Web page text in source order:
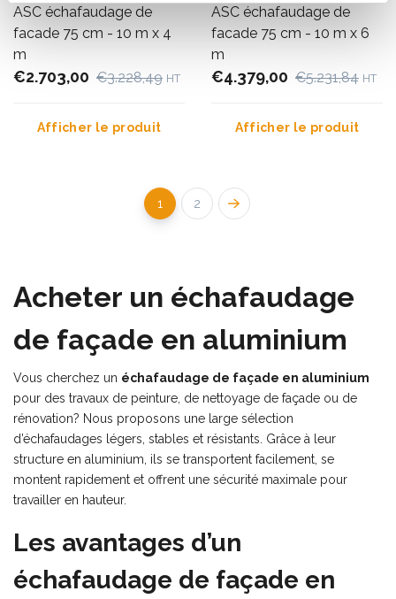
ASC échafaudage de
facade 75 cm - 10 m x 4
m
€2.703,00 €3.228,49 HT
Afficher le produit
ASC échafaudage de
facade 75 cm - 10 m x 6
m
€4.379,00 €5.231,84 HT
Afficher le produit
1 2
Acheter un échafaudage
de façade en aluminium
Vous cherchez un échafaudage de façade en aluminium
pour des travaux de peinture, de nettoyage de façade ou de
rénovation? Nous proposons une large sélection
d’échafaudages légers, stables et résistants. Grâce à leur
structure en aluminium, ils se transportent facilement, se
montent rapidement et offrent une sécurité maximale pour
travailler en hauteur.
Les avantages d’un
échafaudage de façade en